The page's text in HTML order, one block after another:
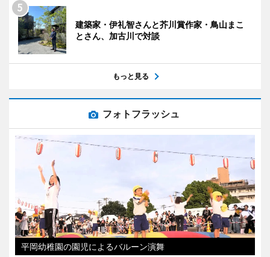
建築家・伊礼智さんと芥川賞作家・鳥山まこ
とさん、加古川で対談
もっと見る
フォトフラッシュ
平岡幼稚園の園児によるバルーン演舞